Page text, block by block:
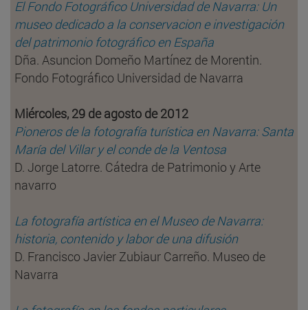
El Fondo Fotográfico Universidad de Navarra: Un
museo dedicado a la conservacion e investigación
del patrimonio fotográfico en España
Dña. Asuncion Domeño Martínez de Morentin.
Fondo Fotográfico Universidad de Navarra
Miércoles, 29 de agosto de 2012
Pioneros de la fotografía turística en Navarra: Santa
María del Villar y el conde de la Ventosa
D. Jorge Latorre. Cátedra de Patrimonio y Arte
navarro
La fotografía artística en el Museo de Navarra:
historia, contenido y labor de una difusión
D. Francisco Javier Zubiaur Carreño. Museo de
Navarra